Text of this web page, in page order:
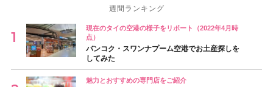
週間ランキング
現在のタイの空港の様子をリポート（2022年4月時
点）
バンコク・スワンナプーム空港でお土産探しを
してみた
魅力とおすすめの専門店をご紹介